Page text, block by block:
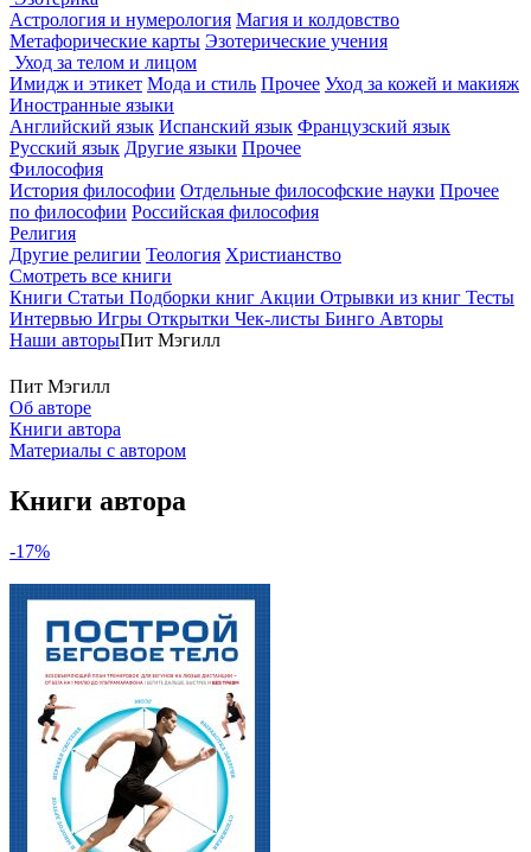
Астрология и нумерология Магия и колдовство
Метафорические карты Эзотерические учения
Уход за телом и лицом
Имидж и этикет Мода и стиль Прочее Уход за кожей и макияж
Иностранные языки
Английский язык Испанский язык Французский язык
Русский язык Другие языки Прочее
Философия
История философии Отдельные философские науки Прочее
по философии Российская философия
Религия
Другие религии Теология Христианство
Смотреть все книги
Книги Статьи Подборки книг Акции Отрывки из книг Тесты
Интервью Игры Открытки Чек-листы Бинго Авторы
Наши авторыПит Мэгилл
Пит Мэгилл
Об авторе
Книги автора
Материалы с автором
Книги автора
-17%